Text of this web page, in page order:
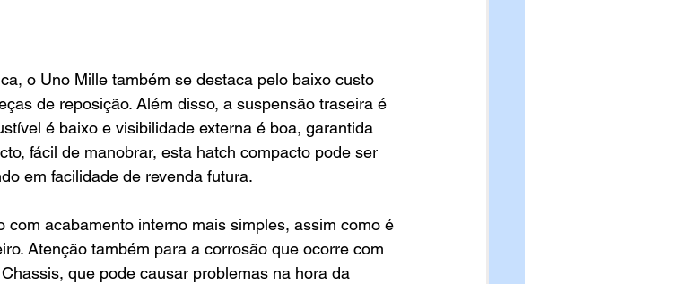
o Uno Mille também se destaca pelo baixo custo
de reposição. Além disso, a suspensão traseira é
é baixo e visibilidade externa é boa, garantida
fácil de manobrar, esta hatch compacto pode ser
em facilidade de revenda futura.
com acabamento interno mais simples, assim como é
Atenção também para a corrosão que ocorre com
que pode causar problemas na hora da